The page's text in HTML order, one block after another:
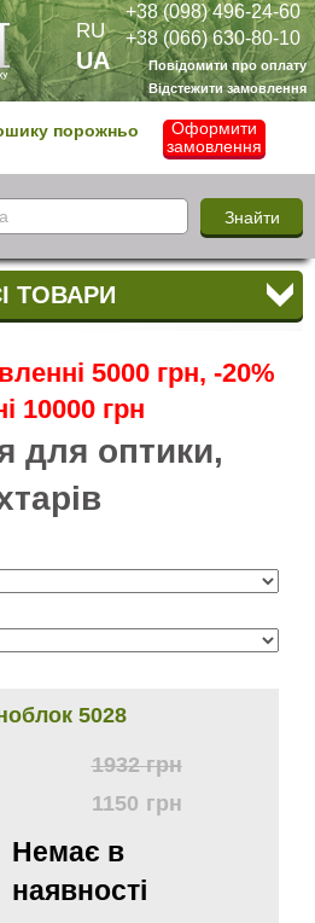
+38 (098) 496-24-60
+38 (066) 630-80-10
Повідомити про оплату
Відстежити замовлення
RU
UA
порожньо
Оформити
замовлення
ТОВАРИ
5000 грн, -20%
10000 грн
для оптики,
5028
1932 грн
1150 грн
Немає в
наявності